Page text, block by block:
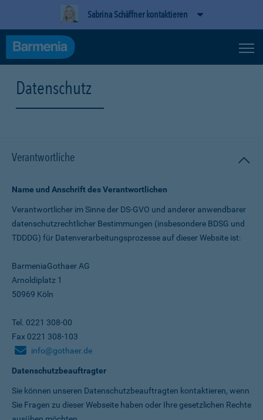
Sabrina Schäffner kontaktieren
Datenschutz
Verantwortliche
Name und Anschrift des Verantwortlichen
Verantwortlicher im Sinne der DS-GVO und anderer anwendbarer
datenschutz­rechtlicher Bestimmungen (insbesondere BDSG und
TDDDG) für Daten­verarbeitungs­prozesse auf dieser Website ist:
BarmeniaGothaer AG
Arnoldiplatz 1
50969 Köln
Tel. 0221 308-00
Fax 0221 308-103
info@gothaer.de
Datenschutzbeauftragter
Sie können unseren Datenschutz­beauftragten kontaktieren, wenn
Sie Fragen zu dieser Webseite haben oder Ihre gesetzlichen Rechte